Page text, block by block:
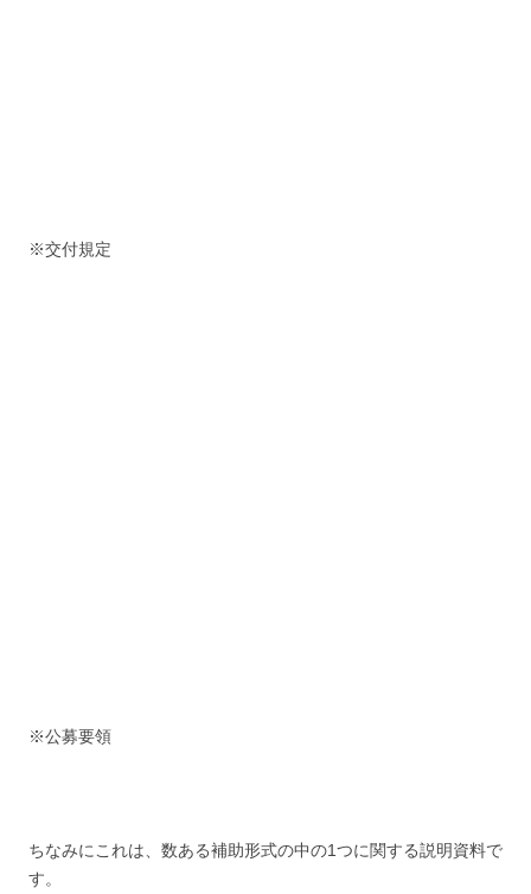
※交付規定
※公募要領
ちなみにこれは、数ある補助形式の中の1つに関する説明資料で
す。